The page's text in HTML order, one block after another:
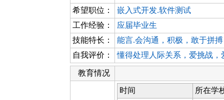
希望职位：
嵌入式开发.软件测试
工作经验：
应届毕业生
技能特长：
能言.会沟通，积极，敢于拼搏
自我评价：
懂得处理人际关系，爱挑战，
教育情况
时间
所在学